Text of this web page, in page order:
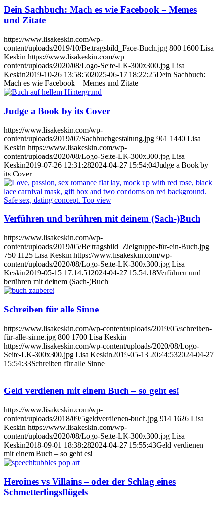
Dein Sachbuch: Mach es wie Facebook – Memes
und Zitate
https://www.lisakeskin.com/wp-
content/uploads/2019/10/Beitragsbild_Face-Buch.jpg 800 1600 Lisa
Keskin https://www.lisakeskin.com/wp-
content/uploads/2020/08/Logo-Seite-LK-300x300.jpg Lisa
Keskin2019-10-26 13:58:502025-06-17 18:22:25Dein Sachbuch:
Mach es wie Facebook – Memes und Zitate
Judge a Book by its Cover
https://www.lisakeskin.com/wp-
content/uploads/2019/07/Sachbuchgestaltung.jpg 961 1440 Lisa
Keskin https://www.lisakeskin.com/wp-
content/uploads/2020/08/Logo-Seite-LK-300x300.jpg Lisa
Keskin2019-07-26 12:31:282024-04-27 15:54:04Judge a Book by
its Cover
Verführen und berühren mit deinem (Sach-)Buch
https://www.lisakeskin.com/wp-
content/uploads/2019/05/Beitragsbild_Zielgruppe-für-ein-Buch.jpg
750 1125 Lisa Keskin https://www.lisakeskin.com/wp-
content/uploads/2020/08/Logo-Seite-LK-300x300.jpg Lisa
Keskin2019-05-15 17:14:51 2024-04-27 15:54:18Verführen und
berühren mit deinem (Sach-)Buch
Schreiben für alle Sinne
https://www.lisakeskin.com/wp-content/uploads/2019/05/schreiben-
für-alle-sinne.jpg 800 1700 Lisa Keskin
https://www.lisakeskin.com/wp-content/uploads/2020/08/Logo-
Seite-LK-300x300.jpg Lisa Keskin2019-05-13 20:44:532024-04-27
15:54:33Schreiben für alle Sinne
Geld verdienen mit einem Buch – so geht es!
https://www.lisakeskin.com/wp-
content/uploads/2018/09/5geldverdienen-buch.jpg 914 1626 Lisa
Keskin https://www.lisakeskin.com/wp-
content/uploads/2020/08/Logo-Seite-LK-300x300.jpg Lisa
Keskin2018-09-01 18:38:282024-04-27 15:55:43Geld verdienen
mit einem Buch – so geht es!
Heroines vs Villains – oder der Schlag eines
Schmetterlingsflügels